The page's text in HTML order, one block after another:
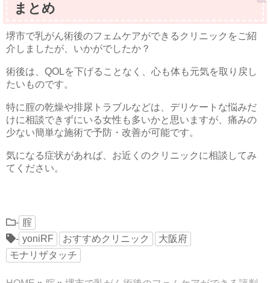
まとめ
堺市で乳がん術後のフェムケアができるクリニックをご紹
介しましたが、いかがでしたか？
術後は、QOLを下げることなく、心も体も元気を取り戻し
たいものです。
特に腟の乾燥や排尿トラブルなどは、デリケートな悩みだ
けに相談できずにいる女性も多いかと思いますが、痛みの
少ない簡単な施術で予防・改善が可能です。
気になる症状があれば、お近くのクリニックに相談してみ
てください。
- 腟
- yoniRF おすすめクリニック
大阪府
モナリザタッチ